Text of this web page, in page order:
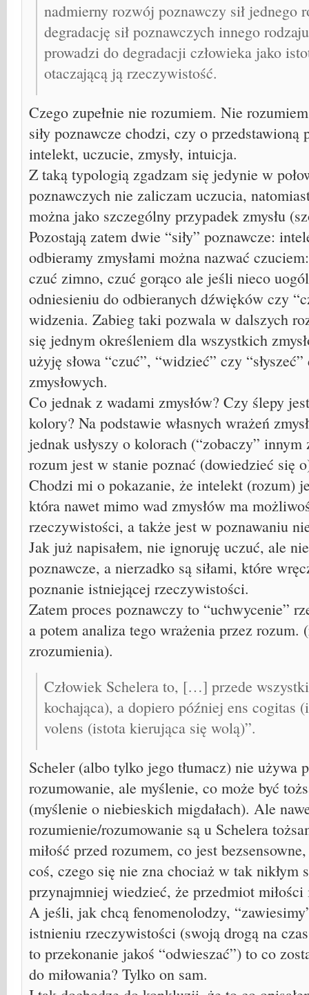
nadmierny rozwój poznawczy sił jednego
degradację sił poznawczych innego
prowadzi do degradacji człowieka jako
otaczającą ją rzeczywistość.
Czego zupełnie nie rozumiem. Nie
siły poznawcze chodzi, czy o
intelekt, uczucie, zmysły, intuicja.
Z taką typologią zgadzam się jedynie w
poznawczych nie zaliczam uczucia,
można jako szczególny przypadek zmysłu
Pozostają zatem dwie “siły” poznawcze:
odbieramy zmysłami można nazwać czuciem:
czuć zimno, czuć gorąco ale jeśli nieco
odniesieniu do odbieranych dźwięków czy
widzenia. Zabieg taki pozwala w dalszych
się jednym określeniem dla wszystkich
użyję słowa “czuć”, “widzieć” czy
zmysłowych.
Co jednak z wadami zmysłów? Czy ślepy
kolory? Na podstawie własnych wrażeń
jednak usłyszy o kolorach (“zobaczy” innym
rozum jest w stanie poznać (dowiedzieć się
Chodzi mi o pokazanie, że intelekt (rozum)
która nawet mimo wad zmysłów ma
rzeczywistości, a także jest w poznawaniu
Jak już napisałem, nie ignoruję uczuć, ale
poznawcze, a nierzadko są siłami, które
poznanie istniejącej rzeczywistości.
Zatem proces poznawczy to “uchwycenie”
a potem analiza tego wrażenia przez rozum.
zrozumienia).
Człowiek Schelera to, […] przede
kochająca), a dopiero później ens cogitas
volens (istota kierująca się wolą)”.
Scheler (albo tylko jego tłumacz) nie używa
rozumowanie, ale myślenie, co może być
(myślenie o niebieskich migdałach). Ale
rozumienie/rozumowanie są u Schelera
miłość przed rozumem, co jest
coś, czego się nie zna chociaż w tak nikłym
przynajmniej wiedzieć, że przedmiot
A jeśli, jak chcą fenomenolodzy,
istnieniu rzeczywistości (swoją drogą na
to przekonanie jakoś “odwieszać”) to co
do miłowania? Tylko on sam.